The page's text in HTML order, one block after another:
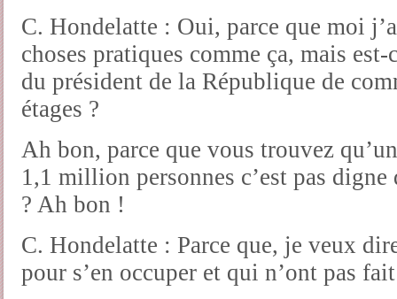
C. Hondelatte : Oui, parce que moi
choses pratiques comme ça, mais
du président de la République de
étages ?
Ah bon, parce que vous trouvez
1,1 million personnes c’est pas
? Ah bon !
C. Hondelatte : Parce que, je veux
pour s’en occuper et qui n’ont pas